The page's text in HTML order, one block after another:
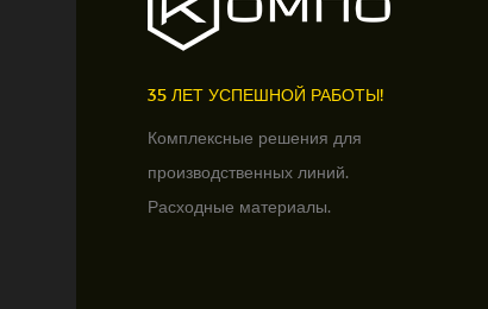
35 ЛЕТ УСПЕШНОЙ РАБОТЫ!
Комплексные решения для
производственных линий.
Расходные материалы.